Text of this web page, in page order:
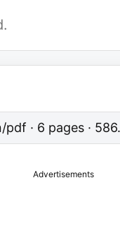
· 6 pages ·
Advertisements